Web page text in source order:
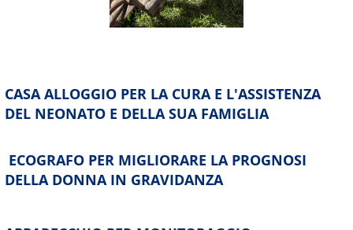
CASA ALLOGGIO PER LA CURA E L'ASSISTENZA
DEL NEONATO E DELLA SUA FAMIGLIA
ECOGRAFO PER MIGLIORARE LA PROGNOSI
DELLA DONNA IN GRAVIDANZA